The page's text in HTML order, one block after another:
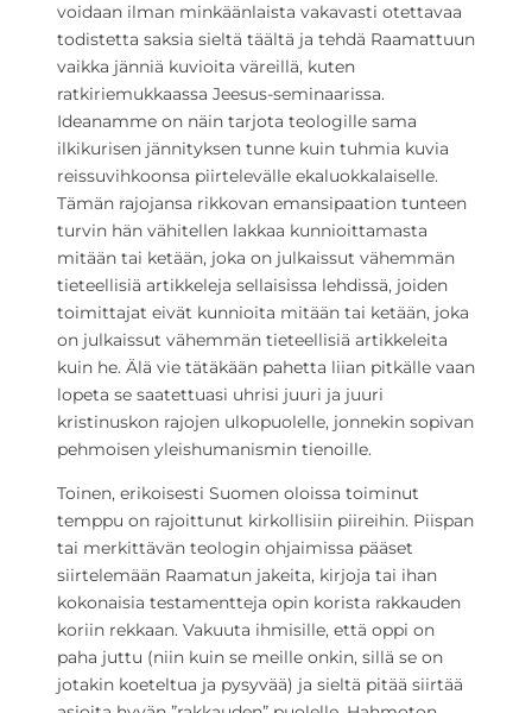
voidaan ilman minkäänlaista vakavasti otettavaa
todistetta saksia sieltä täältä ja tehdä Raamattuun
vaikka jänniä kuvioita väreillä, kuten
ratkiriemukkaassa Jeesus-seminaarissa.
Ideanamme on näin tarjota teologille sama
ilkikurisen jännityksen tunne kuin tuhmia kuvia
reissuvihkoonsa piirtelevälle ekaluokkalaiselle.
Tämän rajojansa rikkovan emansipaation tunteen
turvin hän vähitellen lakkaa kunnioittamasta
mitään tai ketään, joka on julkaissut vähemmän
tieteellisiä artikkeleja sellaisissa lehdissä, joiden
toimittajat eivät kunnioita mitään tai ketään, joka
on julkaissut vähemmän tieteellisiä artikkeleita
kuin he. Älä vie tätäkään pahetta liian pitkälle vaan
lopeta se saatettuasi uhrisi juuri ja juuri
kristinuskon rajojen ulkopuolelle, jonnekin sopivan
pehmoisen yleishumanismin tienoille.
Toinen, erikoisesti Suomen oloissa toiminut
temppu on rajoittunut kirkollisiin piireihin. Piispan
tai merkittävän teologin ohjaimissa pääset
siirtelemään Raamatun jakeita, kirjoja tai ihan
kokonaisia testamentteja opin korista rakkauden
koriin rekkaan. Vakuuta ihmisille, että oppi on
paha juttu (niin kuin se meille onkin, sillä se on
jotakin koeteltua ja pysyvää) ja sieltä pitää siirtää